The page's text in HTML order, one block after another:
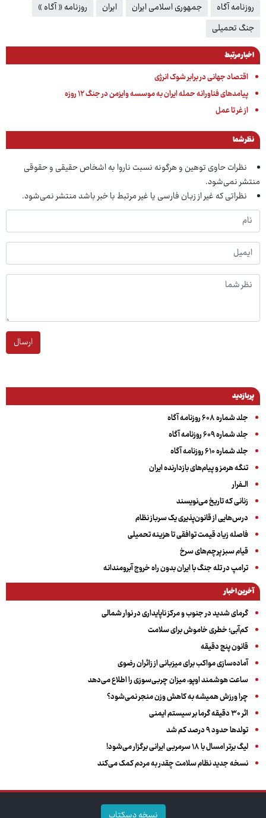
روزنامه آگاه
جمهوری اسلامی ایران ایران
روزنامه « آگاه »
جنگ تحمیلی
اخبار مرتبط
اقتصاد جهانی در برابر شوک انرژی
پیامدهای فناورانه حمله ایران به موسسه وایزمن در جنگ ۱۲ روزه
از غر تا عمل
نظر شما
نظرات حاوی توهین و هرگونه نسبت ناروا به اشخاص حقیقی و حقوقی
منتشر نمی‌شود.
نظراتی که غیر از زبان فارسی یا غیر مرتبط با خبر باشد منتشر نمی‌شود.
ارسال
پربازدید
جلد شماره ۶۰۸ روزنامه آگاه
جلد شماره ۶۰۹ روزنامه آگاه
جلد شماره ۶۱۰ روزنامه آگاه
تنگه هرمز و پیام‌های بازدارنده ایران
الــفرار
زنانی که تاریخ می‌نویسند
درس‌هایی از قانون‌پذیری یک سرباز نظام
فاصله زیاد قیمت توافقی تا هزینه تحمیلی
قیام سبز پرچم‌های سرخ
ترامپ در تله جنگ با ایران بدون راه خروج آبرومندانه
آخرین اخبار
گرمای شدید در جنوب و مرکز ناپایداری در نوار شمالی
کم‌آبی؛ خطری خاموش برای سلامت
قانون پنج دقیقه
آماده‌سازی مواکب برای میزبانی از زائران رضوی
ساعت هوشمند اوپو، میزان چربی‌سوزی را اطلاع می‌دهد
چرا ورزش همیشه به کاهش وزن منجر نمی‌شود؟
اثر ۳۰ دقیقه گرما بر سیستم ایمنی
تولدها حدود ۹ درصد کم شد
لیگ برتر امسال با ۱۸ سرمربی ایرانی برگزار می‌شود!
نسخه جدید نظام سلامت چقدر به مردم کمک می‌کند